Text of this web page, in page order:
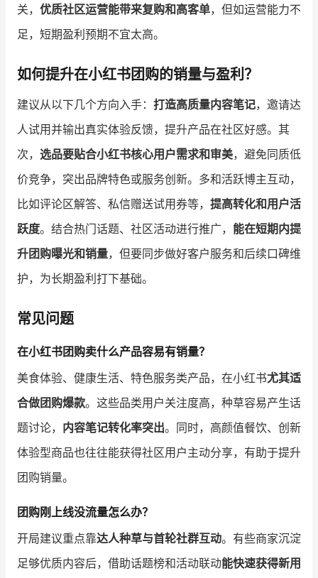
关， 优质社区运营能带来复购和高客单，但如运营能力不
足，短期盈利预期不宜太高。
如何提升在小红书团购的销量与盈利？
建议从以下几个方向入手： 打造高质量内容笔记，邀请达
人试用并输出真实体验反馈，提升产品在社区好感。其
次， 选品要贴合小红书核心用户需求和审美，避免同质低
价竞争，突出品牌特色或服务创新。多和活跃博主互动，
比如评论区解答、私信赠送试用券等， 提高转化和用户活
跃度。结合热门话题、社区活动进行推广， 能在短期内提
升团购曝光和销量，但要同步做好客户服务和后续口碑维
护，为长期盈利打下基础。
常见问题
在小红书团购卖什么产品容易有销量？
美食体验、健康生活、特色服务类产品，在小红书尤其适
合做团购爆款。这些品类用户关注度高，种草容易产生话
题讨论， 内容笔记转化率突出。同时，高颜值餐饮、创新
体验型商品也往往能获得社区用户主动分享，有助于提升
团购销量。
团购刚上线没流量怎么办？
开局建议重点靠达人种草与首轮社群互动。有些商家沉淀
足够优质内容后，借助话题榜和活动联动能快速获得新用